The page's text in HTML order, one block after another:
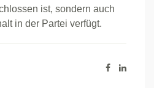
ist, sondern auch
in der Partei verfügt.